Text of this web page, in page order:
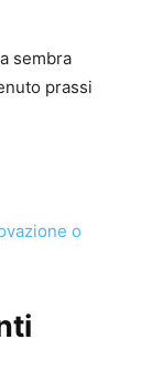
sembra
prassi
o